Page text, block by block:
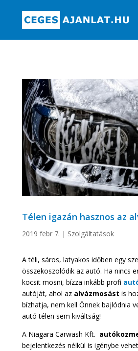
Télen igazán hasznos az
2019 febr 7. | Szolgáltatások
A téli, sáros, latyakos időben egy
összekoszolódik az autó. Ha nincs
kocsit mosni, bízza inkább profi
autóját, ahol az alvázmosást is
bízhatja, nem kell Önnek bajlódnia
autó télen sem kiváltság!
A Niagara Carwash Kft.
bejelentkezés nélkül is igénybe